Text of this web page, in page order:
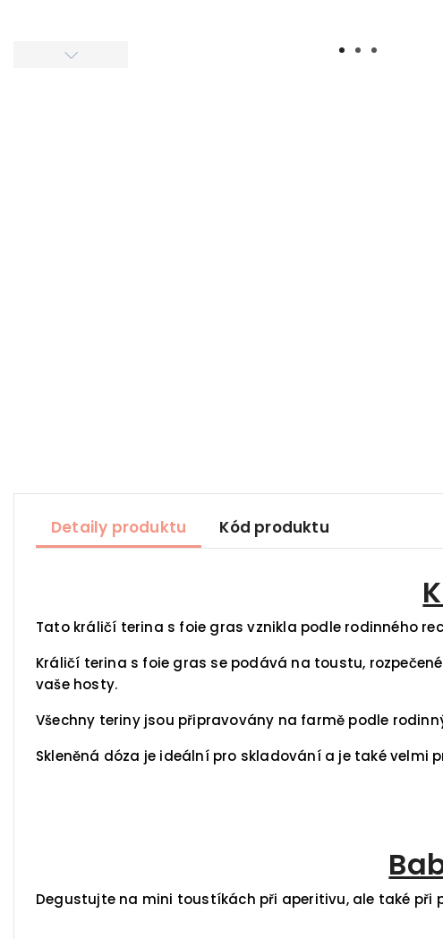
Detaily produktu Kód produktu
Tato králičí terina s foie gras vznikla podle rodinného
Králičí terina s foie gras se podává na toustu,
vaše hosty.
Všechny teriny jsou připravovány na farmě podle
Skleněná dóza je ideální pro skladování a je také velmi
Degustujte na mini toustíkách při aperitivu, ale také při